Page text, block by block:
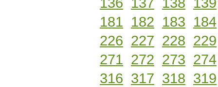
181 182 183 184
226 227 228 229
271 272 273 274
316 317 318 319